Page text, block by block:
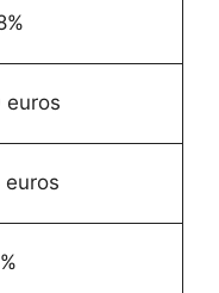
euros
euros